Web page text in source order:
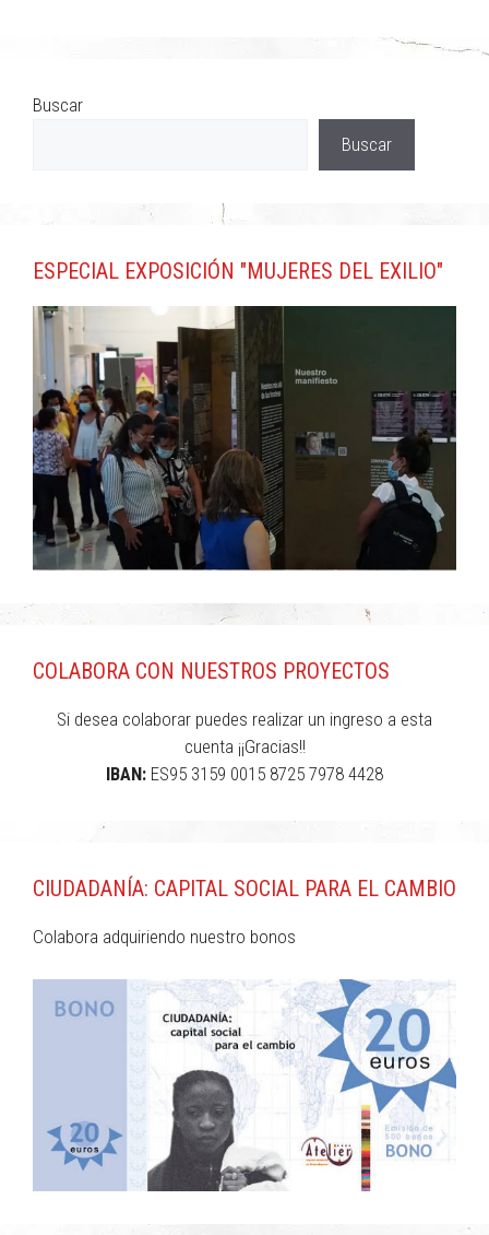
Buscar
Buscar
ESPECIAL EXPOSICIÓN "MUJERES DEL EXILIO"
COLABORA CON NUESTROS PROYECTOS
Si desea colaborar puedes realizar un ingreso a esta
cuenta ¡¡Gracias!!
IBAN: ES95 3159 0015 8725 7978 4428
CIUDADANÍA: CAPITAL SOCIAL PARA EL CAMBIO
Colabora adquiriendo nuestro bonos